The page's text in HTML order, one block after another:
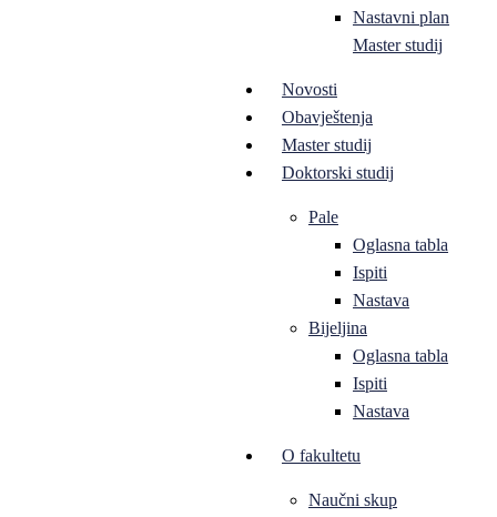
Nastavni plan
Master studij
Novosti
Obavještenja
Master studij
Doktorski studij
Pale
Oglasna tabla
Ispiti
Nastava
Bijeljina
Oglasna tabla
Ispiti
Nastava
O fakultetu
Naučni skup